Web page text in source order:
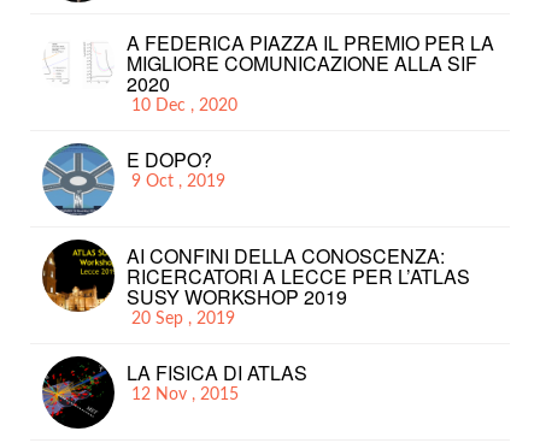
A FEDERICA PIAZZA IL PREMIO PER LA
MIGLIORE COMUNICAZIONE ALLA SIF
2020
10 Dec , 2020
E DOPO?
9 Oct , 2019
AI CONFINI DELLA CONOSCENZA:
RICERCATORI A LECCE PER L’ATLAS
SUSY WORKSHOP 2019
20 Sep , 2019
LA FISICA DI ATLAS
12 Nov , 2015